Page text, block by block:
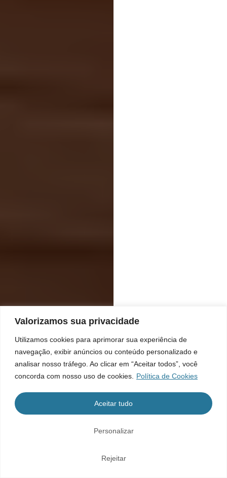
Valorizamos sua privacidade
Utilizamos cookies para aprimorar sua experiência de
navegação, exibir anúncios ou conteúdo personalizado e
analisar nosso tráfego. Ao clicar em “Aceitar todos”, você
concorda com nosso uso de cookies.
Política de Cookies
Personalizar
Rejeitar
Aceitar tudo